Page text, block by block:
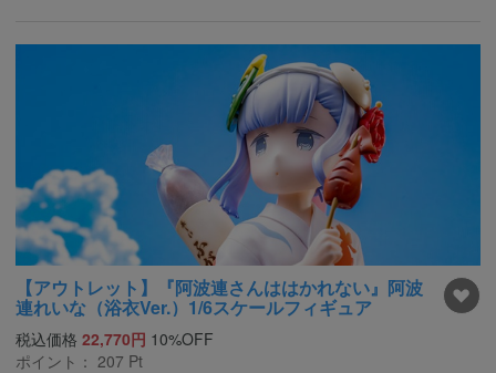
【アウトレット】『阿波連さんははかれない』阿波
連れいな（浴衣Ver.）1/6スケールフィギュア
税込価格 22,770円 10%OFF
ポイント： 207 Pt